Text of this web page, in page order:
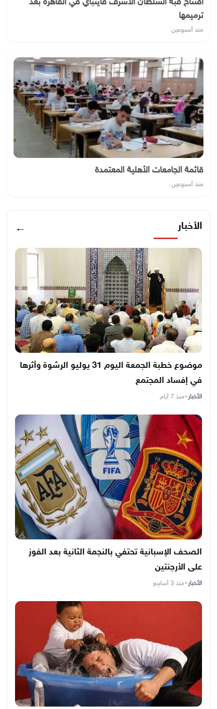
افتتاح قبة السلطان الأشرف قايتباي في القاهرة بعد
ترميمها
منذ أسبوعين
قائمة الجامعات الأهلية المعتمدة
منذ أسبوعين
الأخبار ←
موضوع خطبة الجمعة اليوم 31 يوليو الرشوة وأثرها
في إفساد المجتمع
الأخبار•منذ 7 أيام
الصحف الإسبانية تحتفي بالنجمة الثانية بعد الفوز
على الأرجنتين
الأخبار•منذ 3 أسابيع